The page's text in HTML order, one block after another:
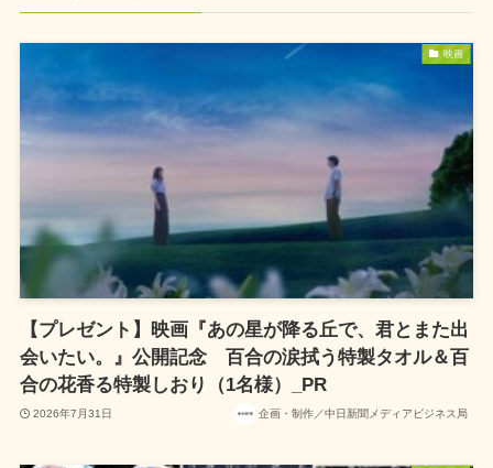
映画
【プレゼント】映画『あの星が降る丘で、君とまた出
会いたい。』公開記念 百合の涙拭う特製タオル＆百
合の花香る特製しおり（1名様）_PR
2026年7月31日 企画・制作／中日新聞メディアビジネス局